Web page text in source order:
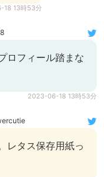
18 13時53分
ロフィール踏まな
2023-06-18 13時53分
レタス保存用紙っ